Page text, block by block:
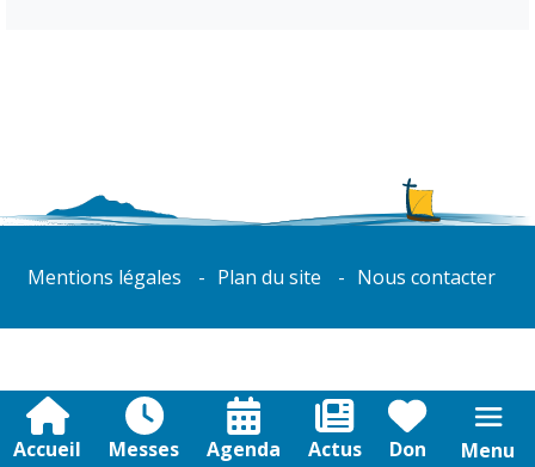
Accueil Messes Agenda Actus Don Menu
Mentions légales Plan du site Nous contacter